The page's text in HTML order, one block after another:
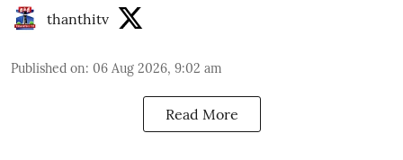
thanthitv
Published on: 06 Aug 2026, 9:02 am
Read More